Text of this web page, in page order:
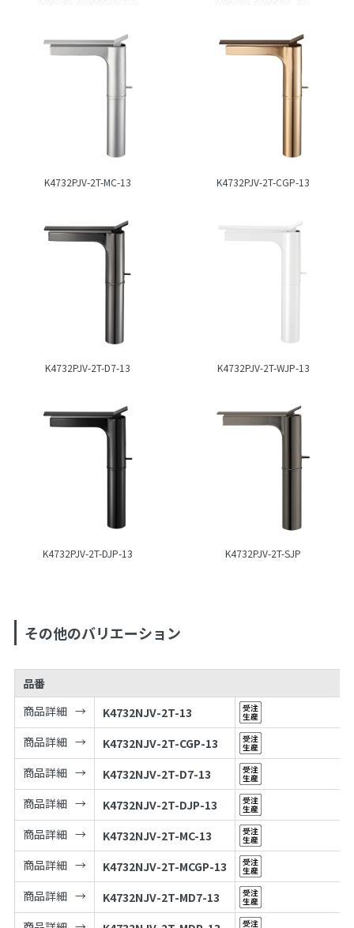
K4732PJV-2T-MC-13 K4732PJV-2T-CGP-13
K4732PJV-2T-D7-13 K4732PJV-2T-WJP-13
K4732PJV-2T-DJP-13 K4732PJV-2T-SJP
その他のバリエーション
品番
商品詳細
K4732NJV-2T-13
商品詳細
K4732NJV-2T-CGP-13
商品詳細
K4732NJV-2T-D7-13
商品詳細
K4732NJV-2T-DJP-13
商品詳細
K4732NJV-2T-MC-13
商品詳細
K4732NJV-2T-MCGP-13
商品詳細
K4732NJV-2T-MD7-13